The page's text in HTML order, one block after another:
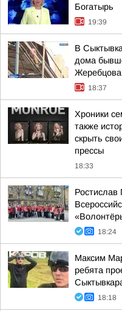
Богатырь
19:39
В
дома
Жеребцова
18:37
Хроники
также
скрыть
прессы
18:33
Ростислав
18:24
Максим
ребята
18:18